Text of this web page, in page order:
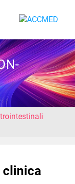
clinica